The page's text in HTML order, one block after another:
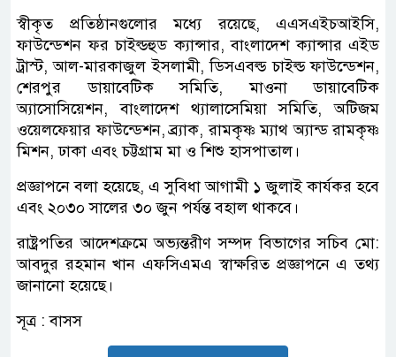
স্বীকৃত প্রতিষ্ঠানগুলোর মধ্যে রয়েছে, এএসএইচআইসি,
ফাউন্ডেশন ফর চাইল্ডহুড ক্যান্সার, বাংলাদেশ ক্যান্সার এইড
ট্রাস্ট, আল-মারকাজুল ইসলামী, ডিসএবল্ড চাইল্ড ফাউন্ডেশন,
শেরপুর ডায়াবেটিক সমিতি, মাওনা ডায়াবেটিক
অ্যাসোসিয়েশন, বাংলাদেশ থ্যালাসেমিয়া সমিতি, অটিজম
ওয়েলফেয়ার ফাউন্ডেশন, ব্র্যাক, রামকৃষ্ণ ম্যাথ অ্যান্ড রামকৃষ্ণ
মিশন, ঢাকা এবং চট্টগ্রাম মা ও শিশু হাসপাতাল।
প্রজ্ঞাপনে বলা হয়েছে, এ সুবিধা আগামী ১ জুলাই কার্যকর হবে
এবং ২০৩০ সালের ৩০ জুন পর্যন্ত বহাল থাকবে।
রাষ্ট্রপতির আদেশক্রমে অভ্যন্তরীণ সম্পদ বিভাগের সচিব মো:
আবদুর রহমান খান এফসিএমএ স্বাক্ষরিত প্রজ্ঞাপনে এ তথ্য
জানানো হয়েছে।
সূত্র : বাসস